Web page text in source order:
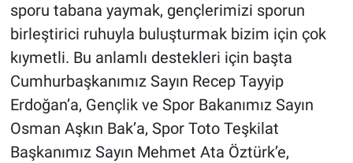
sporu tabana yaymak, gençlerimizi sporun
birleştirici ruhuyla buluşturmak bizim için çok
kıymetli. Bu anlamlı destekleri için başta
Cumhurbaşkanımız Sayın Recep Tayyip
Erdoğan’a, Gençlik ve Spor Bakanımız Sayın
Osman Aşkın Bak’a, Spor Toto Teşkilat
Başkanımız Sayın Mehmet Ata Öztürk’e,